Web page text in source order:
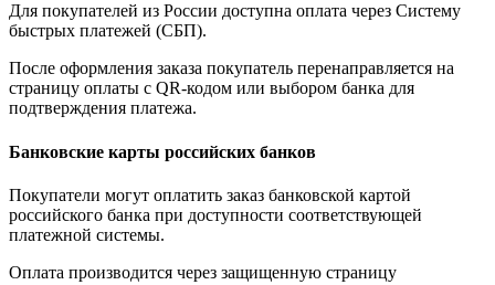
Для покупателей из России доступна оплата через Систему
быстрых платежей (СБП).
После оформления заказа покупатель перенаправляется на
страницу оплаты с QR-кодом или выбором банка для
подтверждения платежа.
Банковские карты российских банков
Покупатели могут оплатить заказ банковской картой
российского банка при доступности соответствующей
платежной системы.
Оплата производится через защищенную страницу